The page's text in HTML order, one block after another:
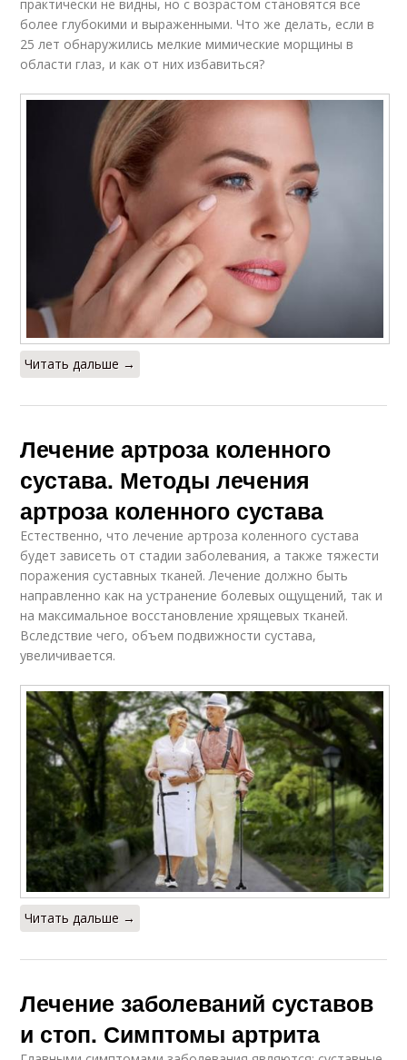
практически не видны, но с возрастом становятся все
более глубокими и выраженными. Что же делать, если в
25 лет обнаружились мелкие мимические морщины в
области глаз, и как от них избавиться?
Читать дальше →
Лечение артроза коленного
сустава. Методы лечения
артроза коленного сустава
Естественно, что лечение артроза коленного сустава
будет зависеть от стадии заболевания, а также тяжести
поражения суставных тканей. Лечение должно быть
направленно как на устранение болевых ощущений, так и
на максимальное восстановление хрящевых тканей.
Вследствие чего, объем подвижности сустава,
увеличивается.
Читать дальше →
Лечение заболеваний суставов
и стоп. Симптомы артрита